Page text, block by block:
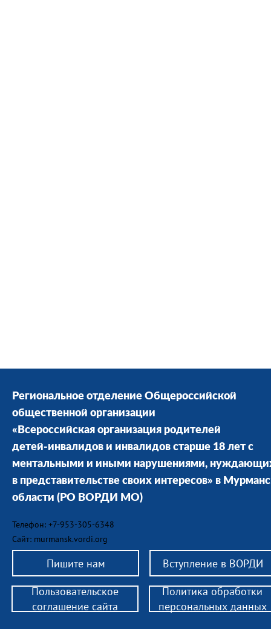
Региональное отделение Общероссийской
общественной организации
«Всероссийская организация родителей
детей-инвалидов и инвалидов старше 18 лет с
ментальными и иными нарушениями,
в представительстве своих интересов» в
области (РО ВОРДИ МО)
Телефон: +7-953-305-6348
Сайт: murmansk.vordi.org
Пишите нам Вступление в ВОРДИ
Пользовательское
соглашение сайта
Политика обработки
персональных данных